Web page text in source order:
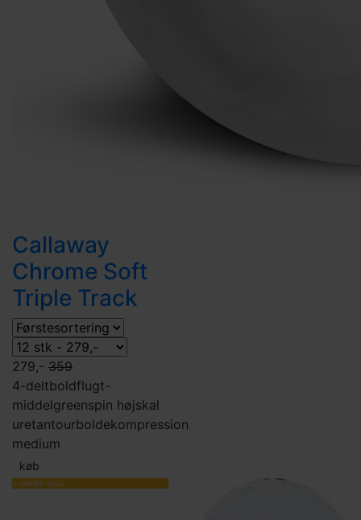
Callaway
Chrome Soft
Triple Track
279,- 359
4-deltboldflugt-
middelgreenspin højskal
uretantourboldekompression
medium
køb
SUMMER SALE